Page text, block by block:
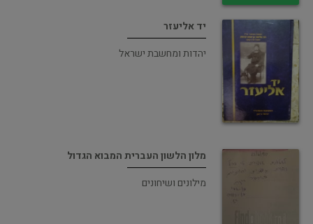
יד אליעזר
יהדות ומחשבת ישראל
מלון הלשון העברית המבוא הגדול
מילונים ושיחונים